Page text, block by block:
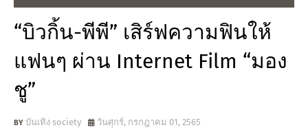
“บิวกิ้น-พีพี” เสิร์ฟความฟินให้
แฟนๆ ผ่าน Internet Film “มอง
ชู”
บันเทิง society วันศุกร์, กรกฎาคม 01, 2565